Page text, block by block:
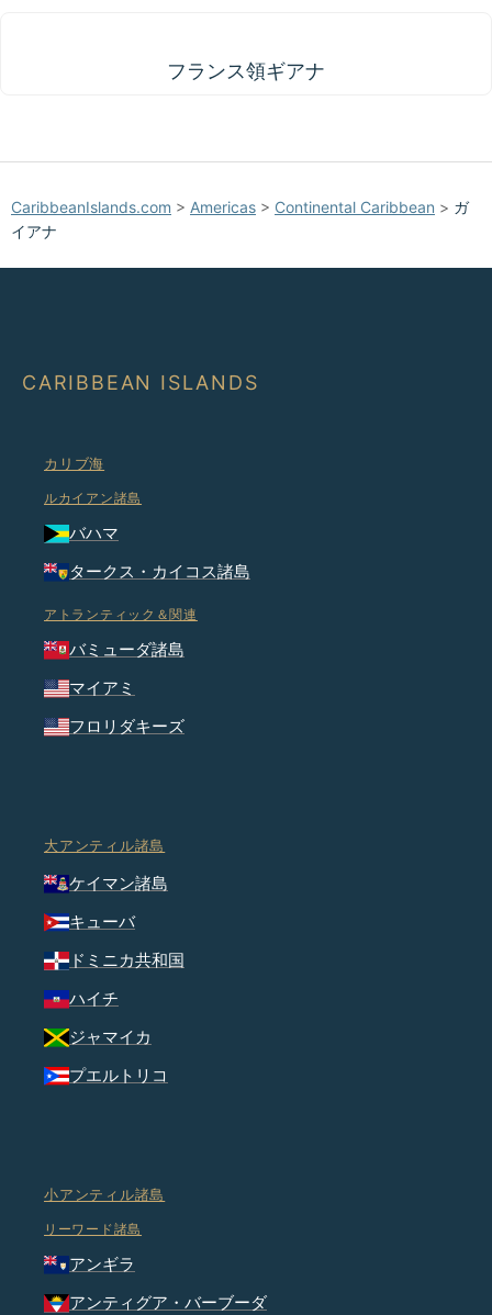
フランス領ギアナ
CaribbeanIslands.com > Americas > Continental Caribbean > ガ
イアナ
CARIBBEAN ISLANDS
カリブ海
ルカイアン諸島
バハマ
タークス・カイコス諸島
アトランティック＆関連
バミューダ諸島
マイアミ
フロリダキーズ
大アンティル諸島
ケイマン諸島
キューバ
ドミニカ共和国
ハイチ
ジャマイカ
プエルトリコ
小アンティル諸島
リーワード諸島
アンギラ
アンティグア・バーブーダ